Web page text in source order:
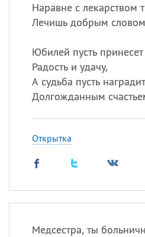
Наравне с лекарством
Лечишь добрым
Юбилей пусть принесет
Радость и удачу,
А судьба пусть наградит
Долгожданным
Открытка
Медсестра, ты